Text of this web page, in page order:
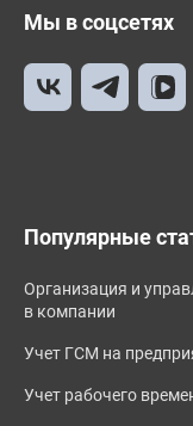
Мы в соцсетях
Популярные
Организация и
в компании
Учет ГСМ на
Учет рабочего